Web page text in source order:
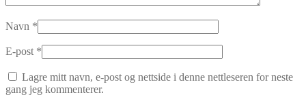
Navn *
E-post *
Lagre mitt navn, e-post og nettside i denne nettleseren for neste
gang jeg kommenterer.